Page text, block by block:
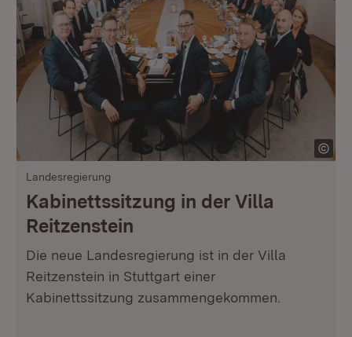
Landesregierung
Kabinettssitzung in der Villa
Reitzenstein
Die neue Landesregierung ist in der Villa
Reitzenstein in Stuttgart einer
Kabinettssitzung zusammengekommen.